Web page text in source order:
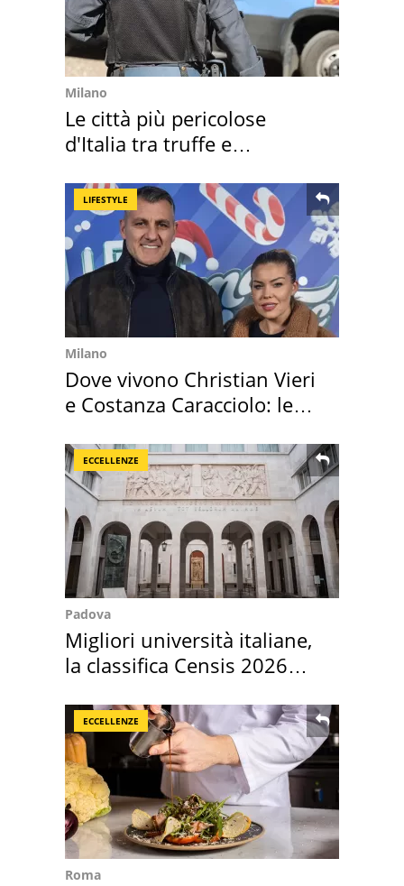
Milano
Le città più pericolose
d'Italia tra truffe e
LIFESTYLE
Milano
Dove vivono Christian Vieri
e Costanza Caracciolo: le
ECCELLENZE
Padova
Migliori università italiane,
la classifica Censis 2026
ECCELLENZE
Roma